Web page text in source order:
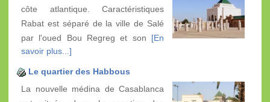
côte atlantique. Caractéristiques
Rabat est séparé de la ville de Salé
par l'oued Bou Regreg et son [En
savoir plus...]
Le quartier des Habbous
La nouvelle médina de Casablanca